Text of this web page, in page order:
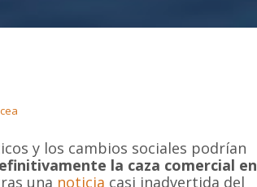
y los cambios sociales podrían
la caza comercial en
una noticia casi inadvertida del